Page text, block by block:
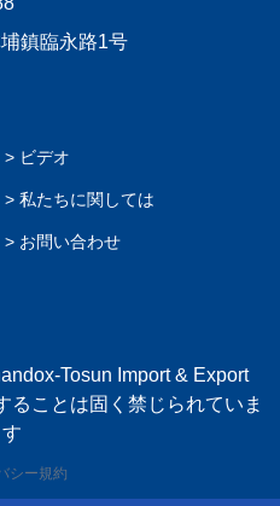
鎮臨永路1号
> ビデオ
> 私たちに関しては
> お問い合わせ
Tosun Import & Export
ることは固く禁じられていま
す
シー規約